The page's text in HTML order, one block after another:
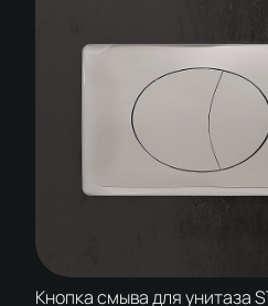
Кнопка смыва для унитаза